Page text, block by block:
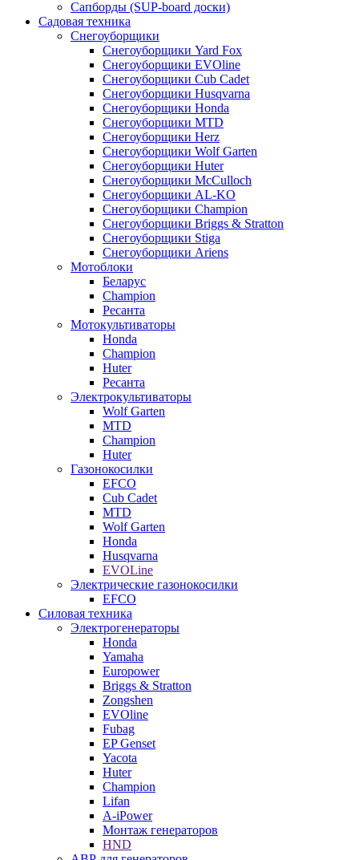
Сапборды (SUP-board доски)
Садовая техника
Снегоуборщики
Снегоуборщики Yard Fox
Снегоуборщики EVOline
Снегоуборщики Cub Cadet
Снегоуборщики Husqvarna
Снегоуборщики Honda
Снегоуборщики MTD
Снегоуборщики Herz
Снегоуборщики Wolf Garten
Снегоуборщики Huter
Снегоуборщики McCulloch
Снегоуборщики AL-KO
Снегоуборщики Champion
Снегоуборщики Briggs & Stratton
Снегоуборщики Stiga
Снегоуборщики Ariens
Мотоблоки
Беларус
Champion
Ресанта
Мотокультиваторы
Honda
Champion
Huter
Ресанта
Электрокультиваторы
Wolf Garten
MTD
Champion
Huter
Газонокосилки
EFCO
Cub Cadet
MTD
Wolf Garten
Honda
Husqvarna
EVOLine
Электрические газонокосилки
EFCO
Силовая техника
Электрогенераторы
Honda
Yamaha
Europower
Briggs & Stratton
Zongshen
EVOline
Fubag
EP Genset
Yacota
Huter
Champion
Lifan
A-iPower
Монтаж генераторов
HND